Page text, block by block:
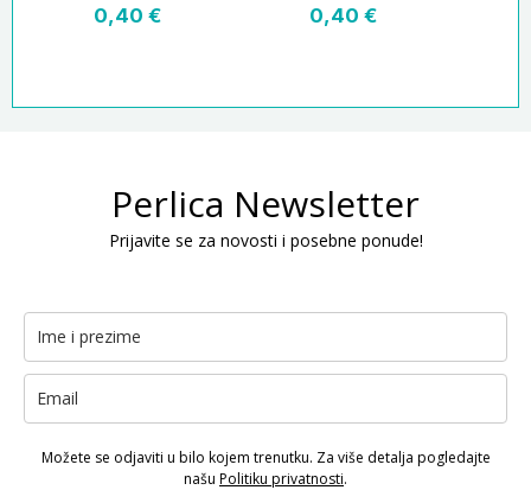
0,40 € 0,40 €
Perlica Newsletter
Prijavite se za novosti i posebne ponude!
Možete se odjaviti u bilo kojem trenutku. Za više detalja pogledajte
našu Politiku privatnosti.